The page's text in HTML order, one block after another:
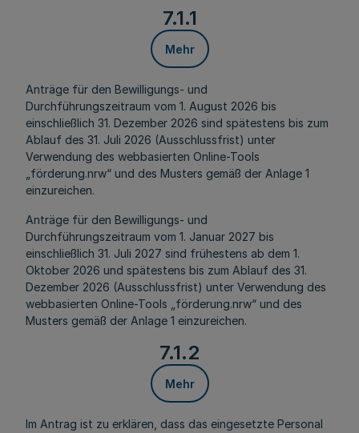
7.1.1
Mehr
Anträge für den Bewilligungs- und
Durchführungszeitraum vom 1. August 2026 bis
einschließlich 31. Dezember 2026 sind spätestens bis zum
Ablauf des 31. Juli 2026 (Ausschlussfrist) unter
Verwendung des webbasierten Online-Tools
„förderung.nrw“ und des Musters gemäß der Anlage 1
einzureichen.
Anträge für den Bewilligungs- und
Durchführungszeitraum vom 1. Januar 2027 bis
einschließlich 31. Juli 2027 sind frühestens ab dem 1.
Oktober 2026 und spätestens bis zum Ablauf des 31.
Dezember 2026 (Ausschlussfrist) unter Verwendung des
webbasierten Online-Tools „förderung.nrw“ und des
Musters gemäß der Anlage 1 einzureichen.
7.1.2
Mehr
Im Antrag ist zu erklären, dass das eingesetzte Personal